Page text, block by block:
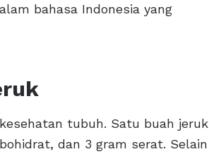
bahasa Indonesia yang
tubuh. Satu buah jeruk
dan 3 gram serat. Selain